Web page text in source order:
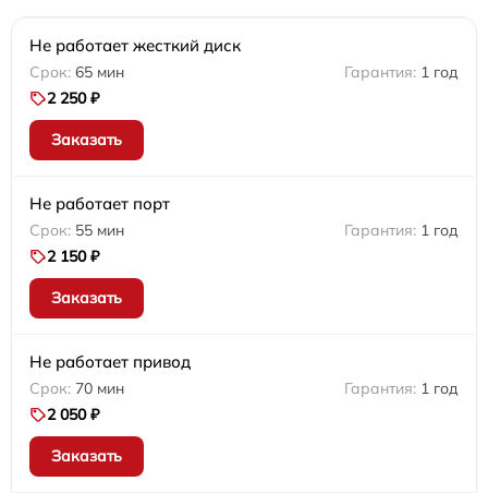
Не работает жесткий диск
65 мин
1 год
2 250 ₽
Заказать
Не работает порт
55 мин
1 год
2 150 ₽
Заказать
Не работает привод
70 мин
1 год
2 050 ₽
Заказать